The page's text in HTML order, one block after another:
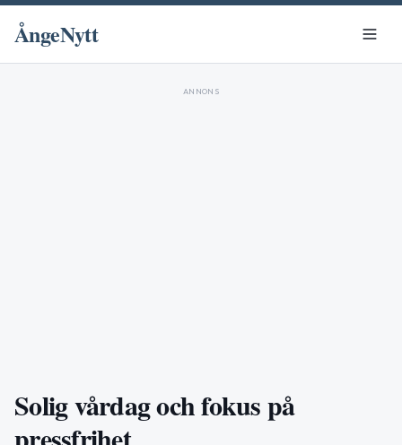
ÅngeNytt
ANNONS
Solig vårdag och fokus på